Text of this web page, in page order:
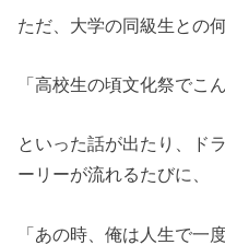
ただ、大学の同級生との
「高校生の頃文化祭でこ
といった話が出たり、ド
ーリーが流れるたびに、
「あの時、俺は人生で一